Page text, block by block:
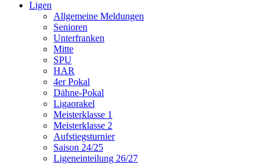
Ligen
Allgemeine Meldungen
Senioren
Unterfranken
Mitte
SPU
HAR
4er Pokal
Dähne-Pokal
Ligaorakel
Meisterklasse 1
Meisterklasse 2
Aufstiegsturnier
Saison 24/25
Ligeneinteilung 26/27